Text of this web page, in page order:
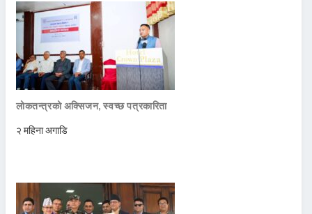
लोकतन्त्रको अक्सिजन, स्वच्छ पत्रकारिता
२ महिना अगाडि